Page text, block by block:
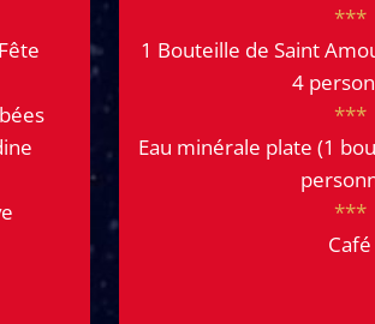
***
1 Bouteille de Saint
4
***
Eau minérale plate (1
***
Café